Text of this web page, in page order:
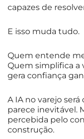
capazes de
E isso muda tudo.
Quem entende
Quem simplifica a
gera confiança
A IA no varejo
parece inevitável.
percebida pelo
construção.